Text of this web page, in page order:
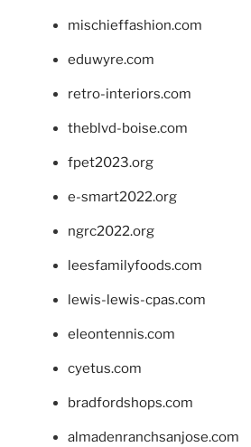
mischieffashion.com
eduwyre.com
retro-interiors.com
theblvd-boise.com
fpet2023.org
e-smart2022.org
ngrc2022.org
leesfamilyfoods.com
lewis-lewis-cpas.com
eleontennis.com
cyetus.com
bradfordshops.com
almadenranchsanjose.com